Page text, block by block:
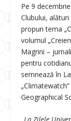
Pe 9
Clubului,
propun tema
volumul
Magrini –
pentru
semnează în
Geographical